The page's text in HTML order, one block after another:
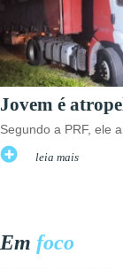
Jovem é
Segundo a PRF, ele
leia mais
Em foco